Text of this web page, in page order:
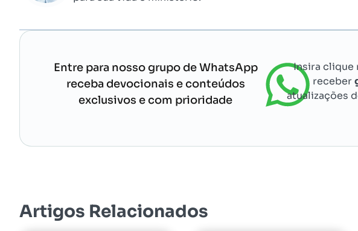
Entre para nosso grupo de WhatsApp
receba devocionais e conteúdos
exclusivos e com prioridade
Insira clique
receber
atualizações
Artigos Relacionados